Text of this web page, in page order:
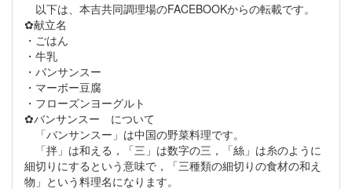
以下は、本吉共同調理場のFACEBOOKからの転載です。
✿献立名
・ごはん
・牛乳
・バンサンスー
・マーボー豆腐
・フローズンヨーグルト
✿バンサンスー について
「バンサンスー」は中国の野菜料理です。
「拌」は和える，「三」は数字の三，「絲」は糸のように
細切りにするという意味で，「三種類の細切りの食材の和え
物」という料理名になります。